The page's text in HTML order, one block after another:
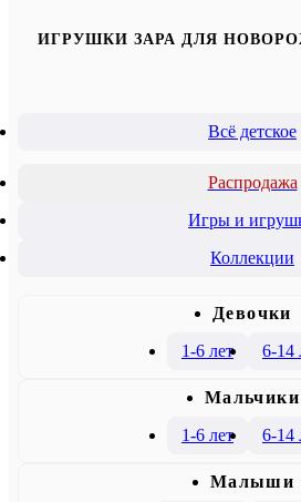
ИГРУШКИ ЗАРА ДЛЯ
Всё детское
Распродажа
Игры и
Коллекции
Девочки
1-6 лет
6-14
Mальчики
1-6 лет
6-14
Малыши